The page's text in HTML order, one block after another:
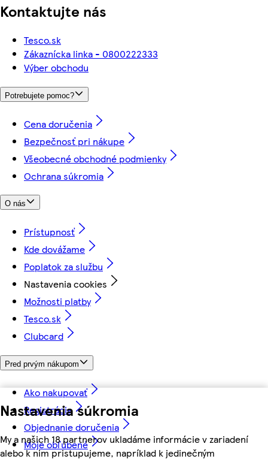
Nastavenia súkromia
My a našich 18 partnerov ukladáme informácie v zariadení
alebo k nim pristupujeme, napríklad k jedinečným
Kontaktujte nás
Tesco.sk
Zákaznícka linka - 0800222333
Výber obchodu
Potrebujete pomoc?
Cena doručenia
Bezpečnosť pri nákupe
Všeobecné obchodné podmienky
Ochrana súkromia
O nás
Prístupnosť
Kde dovážame
Poplatok za službu
Nastavenia cookies
Možnosti platby
Tesco.sk
Clubcard
Pred prvým nákupom
Ako nakupovať
Registrácia
Objednanie doručenia
Moje obľúbené